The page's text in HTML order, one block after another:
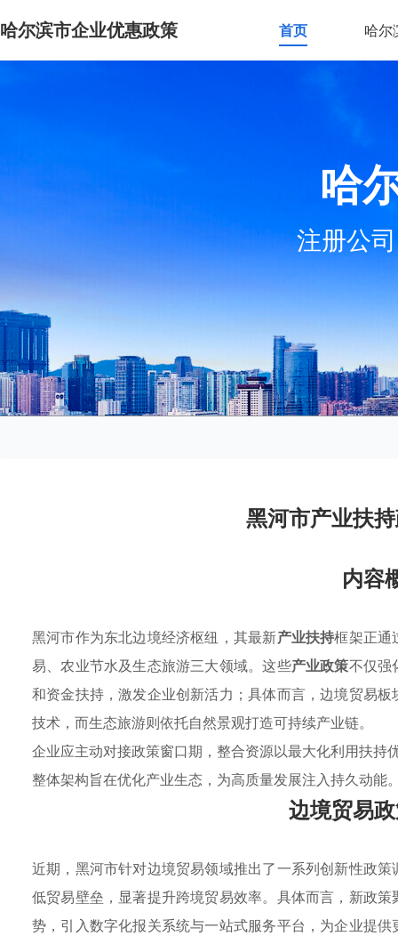
哈尔滨市企业优惠政策 首页 哈尔
哈
注册公
黑河市产业扶
内容
黑河市作为东北边境经济枢纽，其最新产业扶持框架正通
易、农业节水及生态旅游三大领域。这些产业政策不仅强
和资金扶持，激发企业创新活力；具体而言，边境贸易
技术，而生态旅游则依托自然景观打造可持续产业链。
企业应主动对接政策窗口期，整合资源以最大化利用扶持
整体架构旨在优化产业生态，为高质量发展注入持久动能
边境贸易
近期，黑河市针对边境贸易领域推出了一系列创新性政策
低贸易壁垒，显著提升跨境贸易效率。具体而言，新政策
势，引入数字化报关系统与一站式服务平台，为企业提